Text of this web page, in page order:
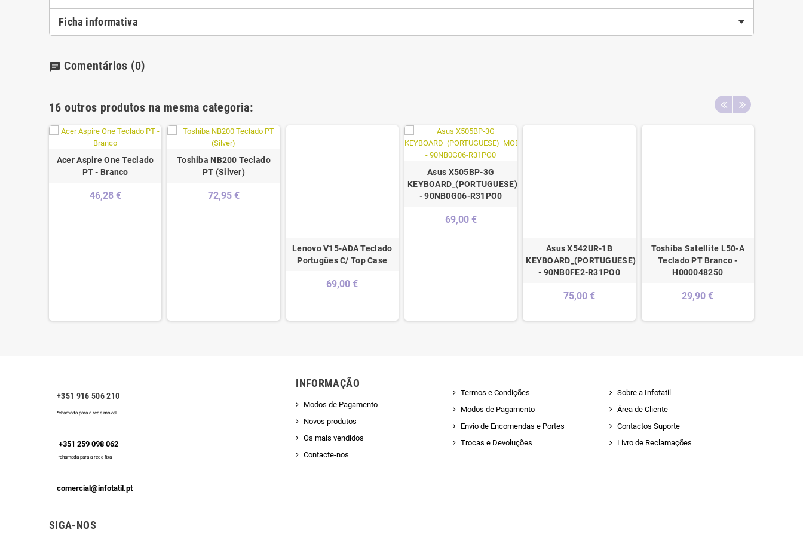
Ficha informativa
chat Comentários (0)
16 outros produtos na mesma categoria:
Acer Aspire One Teclado
PT - Branco
46,28 €
Toshiba NB200 Teclado
PT (Silver)
72,95 €
Lenovo V15-ADA Teclado
Portugûes C/ Top Case
69,00 €
Asus X505BP-3G
KEYBOARD_(PORTUGUESE)_MODULE/AS
- 90NB0G06-R31PO0
69,00 €
Asus X542UR-1B
KEYBOARD_(PORTUGUESE)_MODULE/AS
- 90NB0FE2-R31PO0
75,00 €
Toshiba Satellite L50-A
Teclado PT Branco -
H000048250
29,90 €
+351 916 506 210
*chamada para a rede móvel
+351 259 098 062
*chamada para a rede fixa
comercial@infotatil.pt
SIGA-NOS
INFORMAÇÃO
Modos de Pagamento
Novos produtos
Os mais vendidos
Contacte-nos
Termos e Condições
Modos de Pagamento
Envio de Encomendas e Portes
Trocas e Devoluções
Sobre a Infotatil
Área de Cliente
Contactos Suporte
Livro de Reclamações